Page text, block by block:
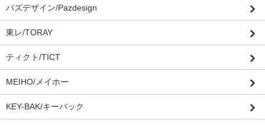
パズデザイン/Pazdesign
東レ/TORAY
ティクト/TICT
MEIHO/メイホー
KEY-BAK/キーバック